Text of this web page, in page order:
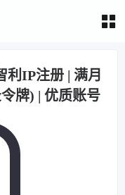
利IP注册 | 满月
牌) | 优质账号